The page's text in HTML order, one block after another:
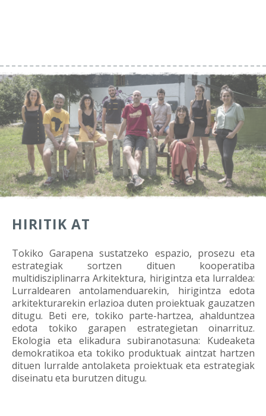
HIRITIK AT
Tokiko Garapena sustatzeko espazio, prosezu eta
estrategiak sortzen dituen kooperatiba
multidisziplinarra Arkitektura, hirigintza eta lurraldea:
Lurraldearen antolamenduarekin, hirigintza edota
arkitekturarekin erlazioa duten proiektuak gauzatzen
ditugu. Beti ere, tokiko parte-hartzea, ahalduntzea
edota tokiko garapen estrategietan oinarrituz.
Ekologia eta elikadura subiranotasuna: Kudeaketa
demokratikoa eta tokiko produktuak aintzat hartzen
dituen lurralde antolaketa proiektuak eta estrategiak
diseinatu eta burutzen ditugu.